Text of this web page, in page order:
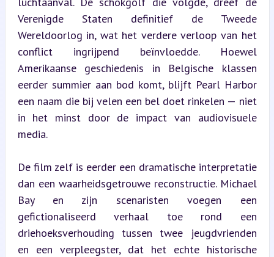
Verenigde Staten definitief de Tweede
Wereldoorlog in, wat het verdere verloop van het
conflict ingrijpend beïnvloedde. Hoewel
Amerikaanse geschiedenis in Belgische klassen
eerder summier aan bod komt, blijft Pearl Harbor
een naam die bij velen een bel doet rinkelen — niet
in het minst door de impact van audiovisuele
media.
De film zelf is eerder een dramatische interpretatie
dan een waarheidsgetrouwe reconstructie. Michael
Bay en zijn scenaristen voegen een
gefictionaliseerd verhaal toe rond een
driehoeksverhouding tussen twee jeugdvrienden
en een verpleegster, dat het echte historische